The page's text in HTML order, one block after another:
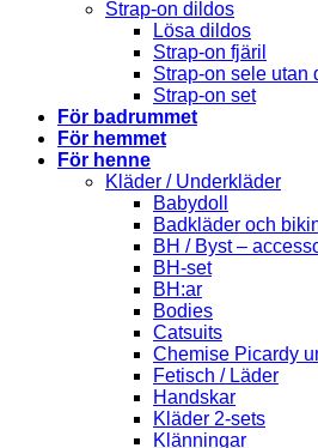
Strap-on dildos
Lösa dildos
Strap-on fjäril
Strap-on sele utan
Strap-on set
För badrummet
För hemmet
För henne
Kläder / Underkläder
Babydoll
Badkläder och
BH / Byst –
BH-set
BH:ar
Bodies
Catsuits
Chemise Picardy
Fetisch / Läder
Handskar
Kläder 2-sets
Klänningar